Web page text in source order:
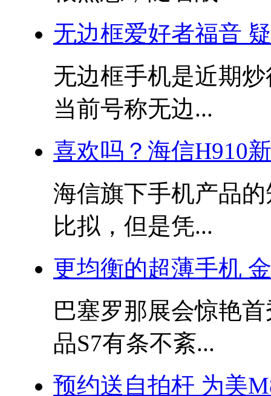
无边框爱好者福音
无边框手机是近期
当前号称无边...
喜欢吗？海信H910
海信旗下手机产品
比拟，但是凭...
更均衡的超薄手机
巴塞罗那展会惊艳
品S7有条不紊...
预约送自拍杆 为美